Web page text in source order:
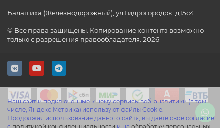
Наш сайт и подключенные к нему сервисы веб-аналитики (в том
числе, Яндекс Метрика) используют файлы Cookie.
Продолжая использование данного сайта, вы даете свое согласие
с политикой конфиденциальности и на обработку персональных
Балашиха (Железнодорожный), ул Гидрогородок, д15с4
© Все права защищены. Копирование контента возможно
только с разрешения правообладателя. 2026